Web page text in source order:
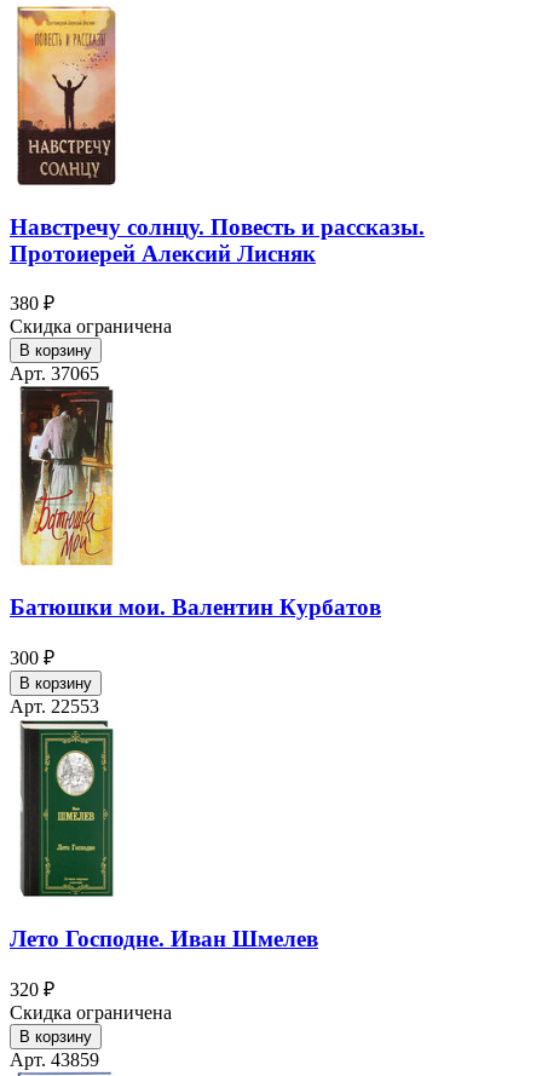
Навстречу солнцу. Повесть и рассказы.
Протоиерей Алексий Лисняк
380 ₽
Скидка ограничена
В корзину
Арт. 37065
Батюшки мои. Валентин Курбатов
300 ₽
В корзину
Арт. 22553
Лето Господне. Иван Шмелев
320 ₽
Скидка ограничена
В корзину
Арт. 43859